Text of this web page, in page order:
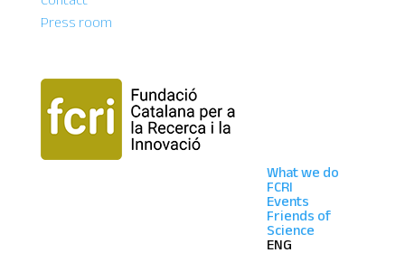
Press room
What we do
FCRI
Events
Friends of
Science
ENG